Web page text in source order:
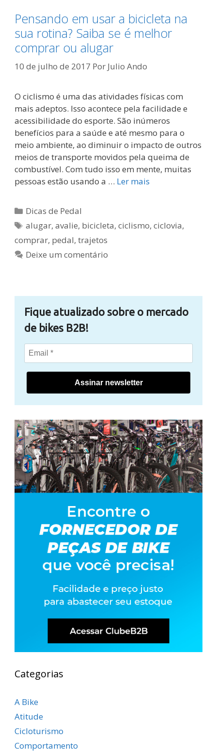
Pensando em usar a bicicleta na
sua rotina? Saiba se é melhor
comprar ou alugar
10 de julho de 2017 Por Julio Ando
O ciclismo é uma das atividades físicas com
mais adeptos. Isso acontece pela facilidade e
acessibilidade do esporte. São inúmeros
benefícios para a saúde e até mesmo para o
meio ambiente, ao diminuir o impacto de outros
meios de transporte movidos pela queima de
combustível. Com tudo isso em mente, muitas
pessoas estão usando a … Ler mais
Categorias
Dicas de Pedal
Tags
alugar,avalie, bicicleta,ciclismo,ciclovia,
comprar, pedal, trajetos
Deixe um comentário
Fique atualizado sobre o mercado
de bikes B2B!
Assinar newsletter
Categorias
A Bike
Atitude
Cicloturismo
Comportamento